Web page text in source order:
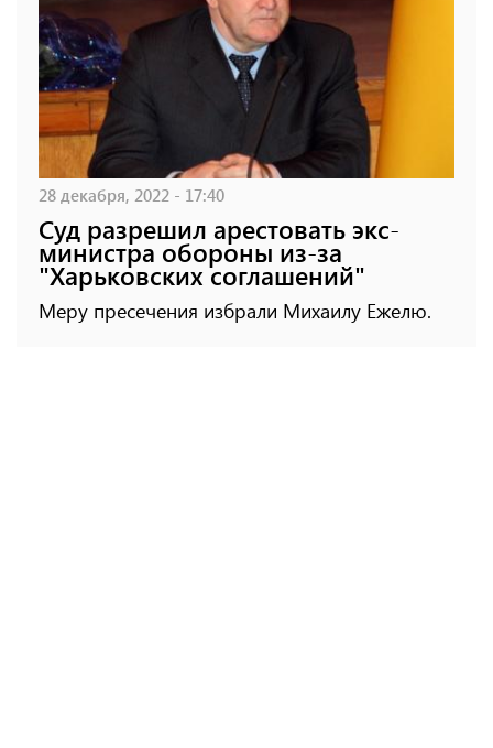
28 декабря, 2022 - 17:40
Суд разрешил арестовать экс-
министра обороны из-за
"Харьковских соглашений"
Меру пресечения избрали Михаилу Ежелю.